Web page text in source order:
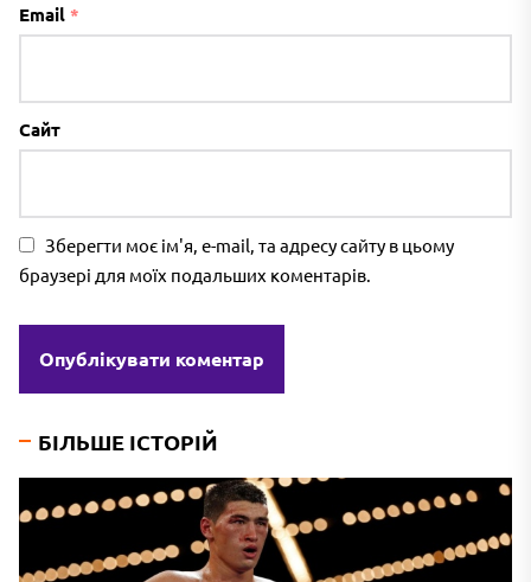
Email *
Сайт
Зберегти моє ім'я, e-mail, та адресу сайту в цьому
браузері для моїх подальших коментарів.
БІЛЬШЕ ІСТОРІЙ